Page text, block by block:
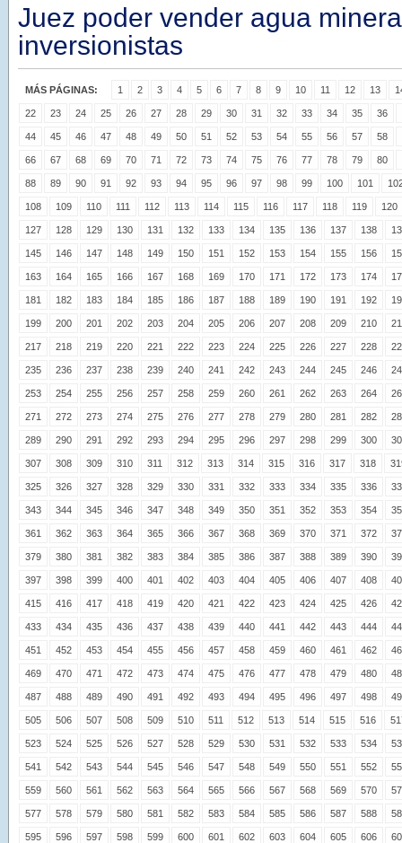
Juez poder vender agua
inversionistas
MÁS PÁGINAS: 1 2 3 4 5 6 7 8 9 10 11 12 13
22 23 24 25 26 27 28 29 30 31 32 33 34 35 36
44 45 46 47 48 49 50 51 52 53 54 55 56 57 58
66 67 68 69 70 71 72 73 74 75 76 77 78 79 80
88 89 90 91 92 93 94 95 96 97 98 99 100 101
108 109 110 111 112 113 114 115 116 117 118 119 120
127 128 129 130 131 132 133 134 135 136 137 138
145 146 147 148 149 150 151 152 153 154 155 156
163 164 165 166 167 168 169 170 171 172 173 174
181 182 183 184 185 186 187 188 189 190 191 192
199 200 201 202 203 204 205 206 207 208 209 210
217 218 219 220 221 222 223 224 225 226 227 228
235 236 237 238 239 240 241 242 243 244 245 246
253 254 255 256 257 258 259 260 261 262 263 264
271 272 273 274 275 276 277 278 279 280 281 282
289 290 291 292 293 294 295 296 297 298 299 300
307 308 309 310 311 312 313 314 315 316 317 318
325 326 327 328 329 330 331 332 333 334 335 336
343 344 345 346 347 348 349 350 351 352 353 354
361 362 363 364 365 366 367 368 369 370 371 372
379 380 381 382 383 384 385 386 387 388 389 390
397 398 399 400 401 402 403 404 405 406 407 408
415 416 417 418 419 420 421 422 423 424 425 426
433 434 435 436 437 438 439 440 441 442 443 444
451 452 453 454 455 456 457 458 459 460 461 462
469 470 471 472 473 474 475 476 477 478 479 480
487 488 489 490 491 492 493 494 495 496 497 498
505 506 507 508 509 510 511 512 513 514 515 516
523 524 525 526 527 528 529 530 531 532 533 534
541 542 543 544 545 546 547 548 549 550 551 552
559 560 561 562 563 564 565 566 567 568 569 570
577 578 579 580 581 582 583 584 585 586 587 588
595 596 597 598 599 600 601 602 603 604 605 606